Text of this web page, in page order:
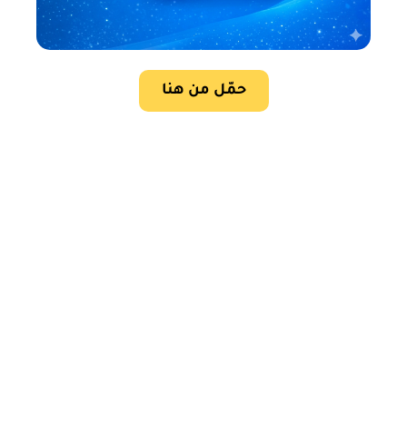
حمّل من هنا